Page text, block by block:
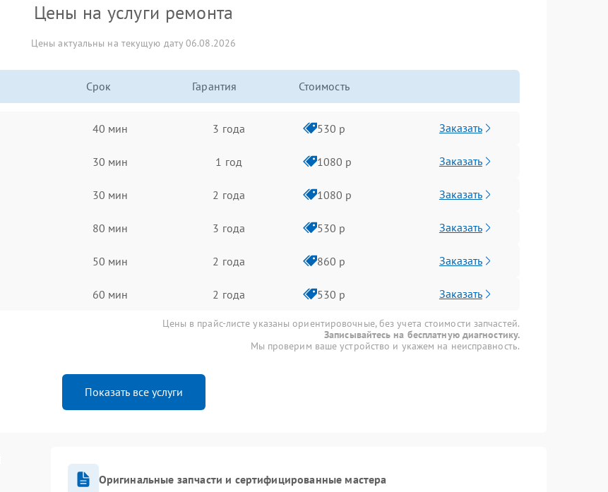
Цены на услуги ремонта
Цены актуальны на текущую дату 06.08.2026
Срок Гарантия Стоимость
40 мин 3 года 530 р Заказать
30 мин 1 год 1080 р Заказать
30 мин 2 года 1080 р Заказать
80 мин 3 года 530 р Заказать
50 мин 2 года 860 р Заказать
60 мин 2 года 530 р Заказать
Цены в прайс-листе указаны ориентировочные, без учета стоимости запчастей.
Записывайтесь на бесплатную диагностику.
Мы проверим ваше устройство и укажем на неисправность.
Показать все услуги
Оригинальные запчасти и сертифицированные мастера